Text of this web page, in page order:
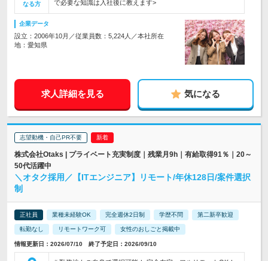
なる方
で必要な知識は入社後に教えます>
企業データ
設立：2006年10月／従業員数：5,224人／本社所在
地：愛知県
求人詳細を見る 気になる
志望動機・自己PR不要
株式会社Otaks | プライベート充実制度｜残業月9h｜有給取得91％｜20～
50代活躍中
＼オタク採用／【ITエンジニア】リモート/年休128日/案件選択
制
正社員 業種未経験OK 完全週休2日制 学歴不問 第二新卒歓迎
転勤なし リモートワーク可 女性のおしごと掲載中
情報更新日：2026/07/10 終了予定日：2026/09/10